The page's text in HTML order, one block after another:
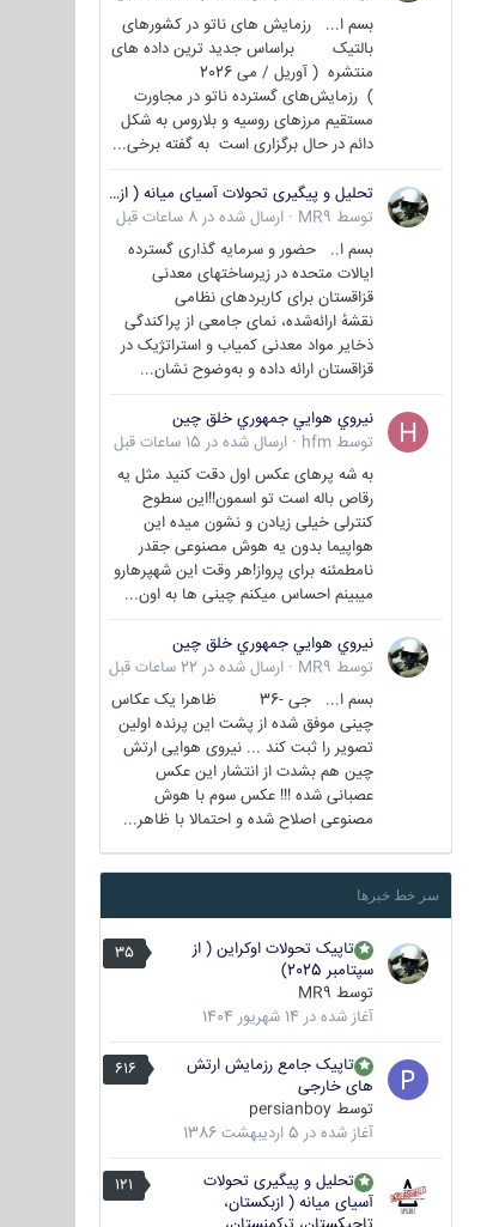
بسم ا... رزمایش های ناتو در کشورهای
بالتیک براساس جدید ترین داده های
منتشره ( آوریل / می 2026
) رزمایش‌های گسترده ناتو در مجاورت
مستقیم مرزهای روسیه و بلاروس به شکل
دائم در حال برگزاری است به گفته برخی...
تحلیل و پیگیری تحولات آسیای میانه ( ازبکستان، تاجیکستان، ترکمنستان، قزاقستان و قرقیزستان )
توسط MR9
· ارسال شده در 8 ساعات قبل
بسم ا.. حضور و سرمایه گذاری گسترده
ایالات متحده در زیرساختهای معدنی
قزاقستان برای کاربردهای نظامی
نقشهٔ ارائه‌شده، نمای جامعی از پراکندگی
ذخایر مواد معدنی کمیاب و استراتژیک در
قزاقستان ارائه داده و به‌وضوح نشان...
نيروي هوايي جمهوري خلق چين
توسط hfm
· ارسال شده در 15 ساعات قبل
به شه پرهای عکس اول دقت کنید مثل یه
رقاص باله است تو اسمون!!این سطوح
کنترلی خیلی زیادن و نشون میده این
هواپیما بدون یه هوش مصنوعی جقدر
نامطمئنه برای پرواز!هر وقت این شهپرهارو
میبینم احساس میکنم چینی ها به اون...
نيروي هوايي جمهوري خلق چين
توسط MR9
· ارسال شده در 22 ساعات قبل
بسم ا... جی -36 ظاهرا یک عکاس
چینی موفق شده از پشت این پرنده اولین
تصویر را ثبت کند ... نیروی هوایی ارتش
چین هم بشدت از انتشار این عکس
عصبانی شده !!! عکس سوم با هوش
مصنوعی اصلاح شده و احتمالا با ظاهر...
سر خط خبرها
35
تاپیک تحولات اوکراین ( از
سپتامبر 2025)
توسط MR9
آغاز شده در 14 شهریور 1404
616
تاپیک جامع رزمایش ارتش
های خارجی
توسط persianboy
آغاز شده در 5 اردیبهشت 1386
121
تحلیل و پیگیری تحولات
آسیای میانه ( ازبکستان،